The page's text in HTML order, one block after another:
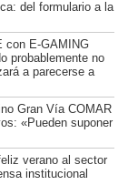
del formulario a la
con E-GAMING
probablemente no
a parecerse a
Gran Vía COMAR
«Pueden suponer
verano al sector
institucional